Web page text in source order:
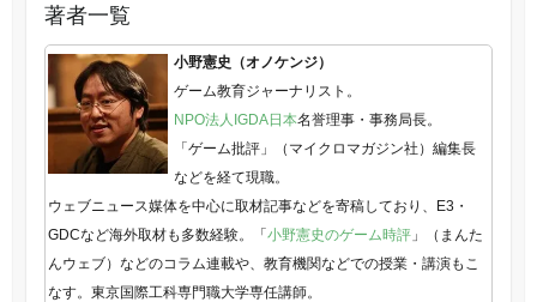
著者一覧
小野憲史（オノケンジ）
ゲーム教育ジャーナリスト。
NPO法人IGDA日本名誉理事・事務局長。
「ゲーム批評」（マイクロマガジン社）編集長
などを経て現職。
ウェブニュース媒体を中心に取材記事などを寄稿しており、E3・
GDCなど海外取材も多数経験。「小野憲史のゲーム時評」（まんた
んウェブ）などのコラム連載や、教育機関などでの授業・講演もこ
なす。東京国際工科専門職大学専任講師。